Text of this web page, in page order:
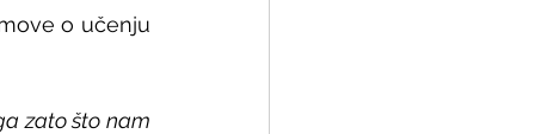
o učenju
zato što nam